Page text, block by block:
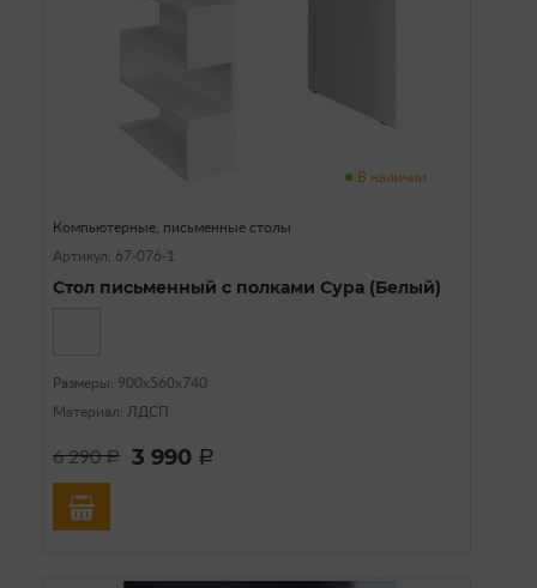
В наличии
Компьютерные, письменные столы
Артикул: 67-076-1
Стол письменный с полками Сура (Белый)
Размеры: 900х560х740
Материал: ЛДСП
6 290a 3 990 a